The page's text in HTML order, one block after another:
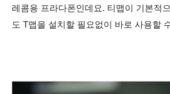
레콤용 프라다폰인데요. 티맵이 기본적
도 T맵을 설치할 필요없이 바로 사용할